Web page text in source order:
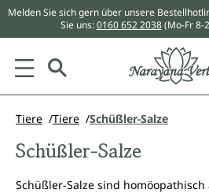
springen
Melden Sie sich gern über unsere
Sie uns:0160 652 2038 (Mo-Fr 8-
Tiere Tiere Schüßler-Salze
Schüßler-Salze
Schüßler-Salze sind